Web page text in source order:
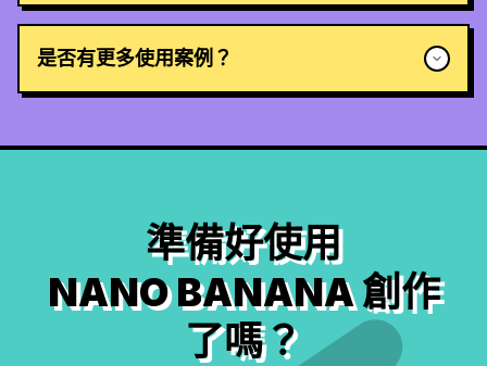
是否有更多使用案例？
準備好使用
NANO BANANA 創作
了嗎？